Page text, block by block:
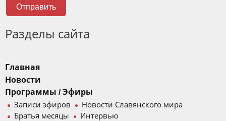
Отправить
Разделы сайта
Главная
Новости
Программы / Эфиры
Записи эфиров
Новости Славянского мира
Братья месяцы
Интервью